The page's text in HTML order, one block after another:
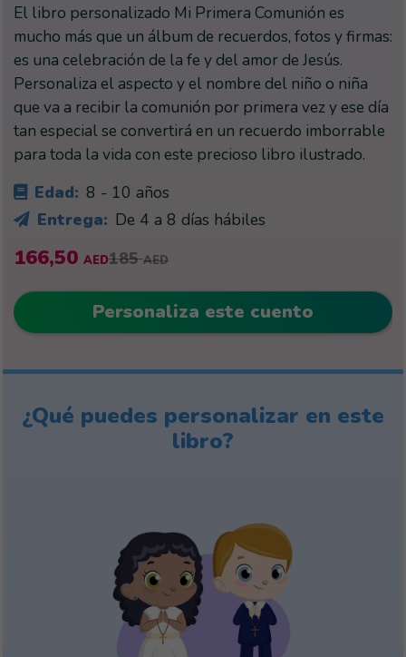
El libro personalizado Mi Primera Comunión es
mucho más que un álbum de recuerdos, fotos y firmas:
es una celebración de la fe y del amor de Jesús.
Personaliza el aspecto y el nombre del niño o niña
que va a recibir la comunión por primera vez y ese día
tan especial se convertirá en un recuerdo imborrable
para toda la vida con este precioso libro ilustrado.
Edad: 8 - 10 años
Entrega: De 4 a 8 días hábiles
166,50 AED185AED
Personaliza este cuento
¿Qué puedes personalizar en este
libro?